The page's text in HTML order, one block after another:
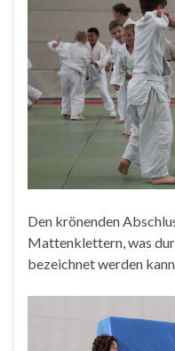
Den krönenden
Mattenklettern, was
bezeichnet werden